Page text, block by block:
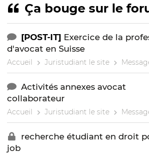
Ça bouge sur le
[POST-IT] Exercice de la
d'avocat en Suisse
Accueil Juristudiant le site
Activités annexes avocat
collaborateur
Accueil Juristudiant le site
recherche étudiant en droit
job